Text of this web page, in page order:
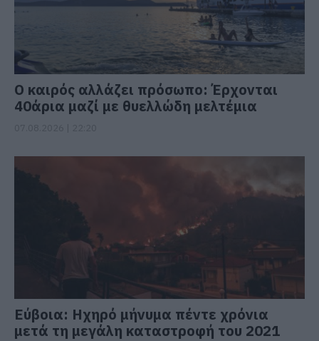
Ο καιρός αλλάζει πρόσωπο: Έρχονται
40άρια μαζί με θυελλώδη μελτέμια
Εύβοια: Ηχηρό μήνυμα πέντε χρόνια
μετά τη μεγάλη καταστροφή του 2021